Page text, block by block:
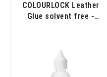
COLOURLOCK Leather
Glue solvent free -